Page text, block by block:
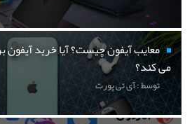
معایب آیفون چیست؟ آیا خرید آیفون
می کند؟
توسط : آی تی پورت